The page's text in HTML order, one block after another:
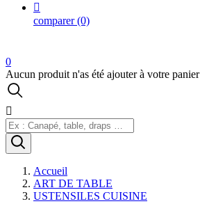

comparer(0)
0
Aucun produit n'as été ajouter à votre panier

Accueil
ART DE TABLE
USTENSILES CUISINE